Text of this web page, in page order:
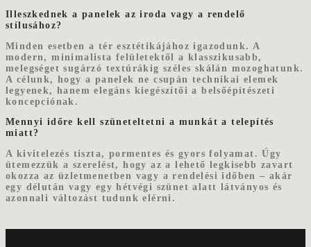
Illeszkednek a panelek az iroda vagy a rendelő
stílusához?
Minden esetben a tér esztétikájához igazodunk. A
modern, minimalista felületektől a klasszikusabb,
melegséget sugárzó textúrákig széles skálán mozoghatunk.
A célunk, hogy a panelek ne csupán technikai elemek
legyenek, hanem elegáns kiegészítői a belsőépítészeti
koncepciónak.
Mennyi időre kell szüneteltetni a munkát a telepítés
miatt?
A kivitelezés tiszta, pormentes és gyors folyamat. Úgy
ütemezzük a szerelést, hogy az a lehető legkisebb zavart
okozza az üzletmenetben vagy a rendelési időben – akár
egy délután vagy egy hétvégi szünet alatt látványos és
azonnali változást tudunk elérni.